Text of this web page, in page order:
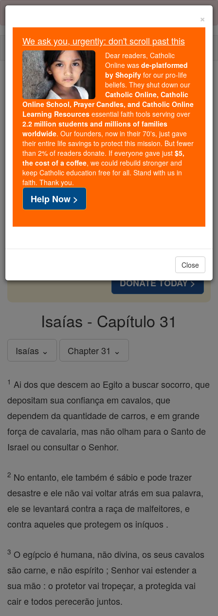
Skip
content
Because of You, 2.2 Million
Students Are Being Formed in the
Faith
Because of generous supporters like you,
Catholic Online School has already delivered
free, faithful Catholic education to over 2.2
million students across 193 countries. In an age
of noise and algorithms, you are helping form
souls with truth, prayer, Scripture, and Christ.
If everyone who reads this gave just $5 — the
free for all. Be Courageous. Be Catholic. Stand
DONATE TODAY >
Isaías - Capítulo 31
Isaías ⌄ Chapter 31 ⌄
1 Ai dos que descem ao Egito a buscar socorro, que
depositam sua confiança em cavalos, que
dependem da quantidade de carros, e em grande
força de cavalaria, mas não olham para o Santo de
Israel ou consultar o Senhor.
2 No entanto, ele também é sábio e pode trazer
desastre e ele não vai voltar atrás em sua palavra,
ele se levantará contra a raça de malfeitores, e
contra aqueles que protegem os iníquos .
3 O egípcio é humana, não divina, os seus cavalos
são carne, e não espírito ; Senhor vai estender a
sua mão : o protetor vai tropeçar, a protegida vai
cair e todos perecerão juntos.
×
We ask you, urgently: don't scroll past this
Dear readers, Catholic
Online was de-platformed
by Shopify for our pro-life
beliefs. They shut down our
Catholic Online, Catholic
Online School, Prayer Candles, and Catholic Online
Learning Resources essential faith tools serving over
2.2 million students and millions of families
worldwide. Our founders, now in their 70's, just gave
their entire life savings to protect this mission. But fewer
than 2% of readers donate. If everyone gave just $5,
the cost of a coffee, we could rebuild stronger and
keep Catholic education free for all. Stand with us in
faith. Thank you.
Help Now >
Close